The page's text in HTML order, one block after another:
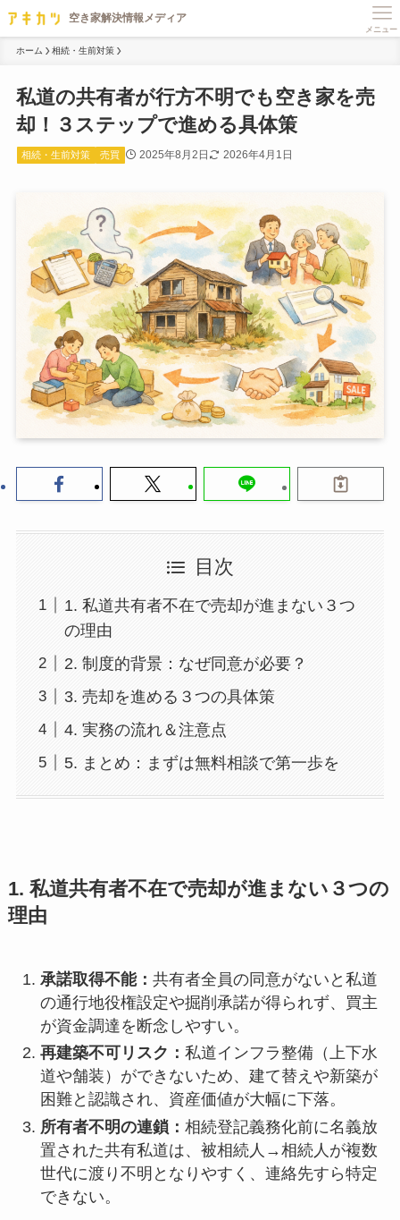
メニュー
ホーム 相続・生前対策
私道の共有者が行方不明でも空き家を売
却！３ステップで進める具体策
相続・生前対策 売買 2025年8月2日 2026年4月1日
目次
1. 私道共有者不在で売却が進まない３つ
の理由
2. 制度的背景：なぜ同意が必要？
3. 売却を進める３つの具体策
4. 実務の流れ＆注意点
5. まとめ：まずは無料相談で第一歩を
1. 私道共有者不在で売却が進まない３つの
理由
承諾取得不能： 共有者全員の同意がないと私道
の通行地役権設定や掘削承諾が得られず、買主
が資金調達を断念しやすい。
再建築不可リスク： 私道インフラ整備（上下水
道や舗装）ができないため、建て替えや新築が
困難と認識され、資産価値が大幅に下落。
所有者不明の連鎖： 相続登記義務化前に名義放
置された共有私道は、被相続人→相続人が複数
世代に渡り不明となりやすく、連絡先すら特定
できない。